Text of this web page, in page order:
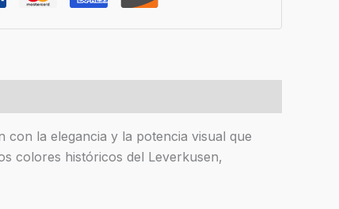
con la elegancia y la potencia visual que
colores históricos del Leverkusen,